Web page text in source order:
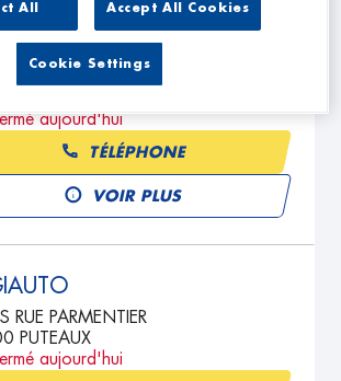
AUTOMOBILES
aujourd'hui
TÉLÉPHONE
VOIR PLUS
RUE PARMENTIER
PUTEAUX
aujourd'hui
All Accept All Cookies
Cookie Settings